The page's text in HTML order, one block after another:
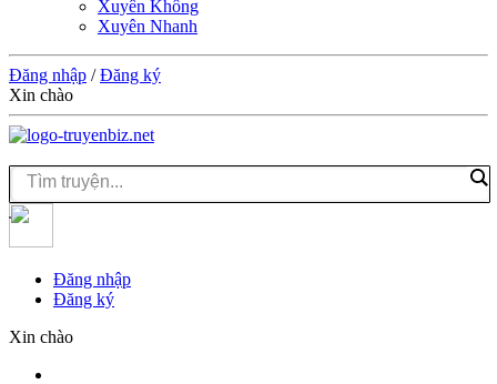
Xuyên Không
Xuyên Nhanh
Đăng nhập /Đăng ký
Xin chào
Đăng nhập
Đăng ký
Xin chào